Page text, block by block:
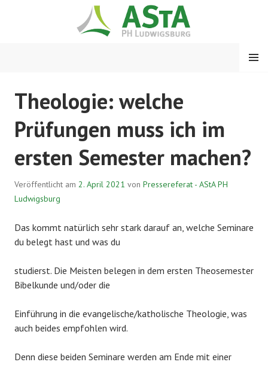
ASTA PH LUDWIGSBURG
MENÜ
Theologie: welche
Prüfungen muss ich im
ersten Semester machen?
Veröffentlicht am 2. April 2021 von Pressereferat - AStA PH
Ludwigsburg
Das kommt natürlich sehr stark darauf an, welche Seminare
du belegt hast und was du
studierst. Die Meisten belegen in dem ersten Theosemester
Bibelkunde und/oder die
Einführung in die evangelische/katholische Theologie, was
auch beides empfohlen wird.
Denn diese beiden Seminare werden am Ende mit einer